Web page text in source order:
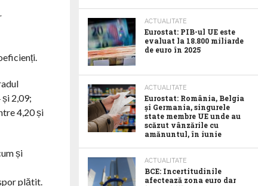
2,09;
4,20 și
și
plătit.
ACTUALITATE
Eurostat: PIB-ul UE este
evaluat la 18.800 miliarde
de euro în 2025
ACTUALITATE
Eurostat: România, Belgia
și Germania, singurele
state membre UE unde au
scăzut vânzările cu
amănuntul, în iunie
ACTUALITATE
BCE: Incertitudinile
afectează zona euro dar